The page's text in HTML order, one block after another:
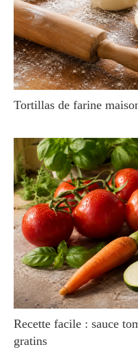
Tortillas de farine
Recette facile : sauce
gratins